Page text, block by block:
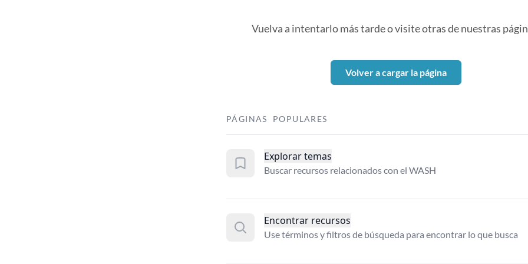
Vuelva a intentarlo más tarde o visite otras de nuestras
Volver a cargar la página
PÁGINAS POPULARES
Explorar temas
Buscar recursos relacionados con el WASH
Encontrar recursos
Use términos y filtros de búsqueda para encontrar lo que busca